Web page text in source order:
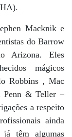
Macknik e
do Barrow
Arizona. Eles
mágicos
Robbins , Mac
Penn & Teller –
a respeito
ainda
têm algumas